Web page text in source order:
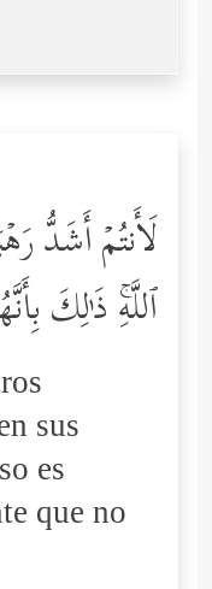
لَأَنتُمۡ أَشَدُّ
ٱللَّهِۚ ذَ ٰ⁠لِكَ
sus
es
que no